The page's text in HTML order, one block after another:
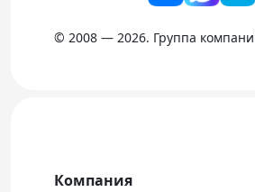
© 2008 — 2026. Группа
Компания